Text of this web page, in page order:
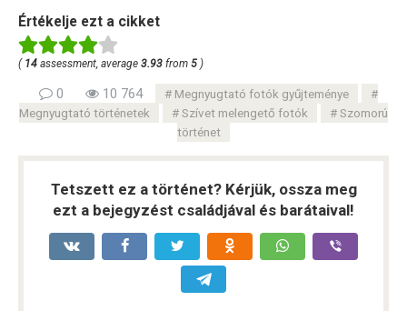
Értékelje ezt a cikket
( 14 assessment, average 3.93 from 5 )
0 10 764
Megnyugtató fotók gyűjteménye
Megnyugtató történetek
Szívet melengető fotók
Szomorú
történet
Tetszett ez a történet? Kérjük, ossza meg
ezt a bejegyzést családjával és barátaival!